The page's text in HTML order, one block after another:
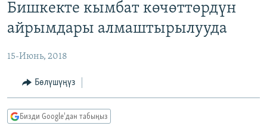
салыңыз
ЭКОНОМИКА
МАДАНИЯТ
БОРБОР АЗИЯ
УКРАИНА
АТАЙЫН ИЛИКТӨӨ
ТВ ПРОГРАММАЛАР
ЭКСПЕРТТЕР ТАЛДАЙТ
ӨЗГӨЧӨ ПИКИР
Бишкекте кымбат көчөттөрдүн
айрымдары алмаштырылууда
15-Июнь, 2018
Бөлүшүңүз
Бизди Google'дан табыңыз